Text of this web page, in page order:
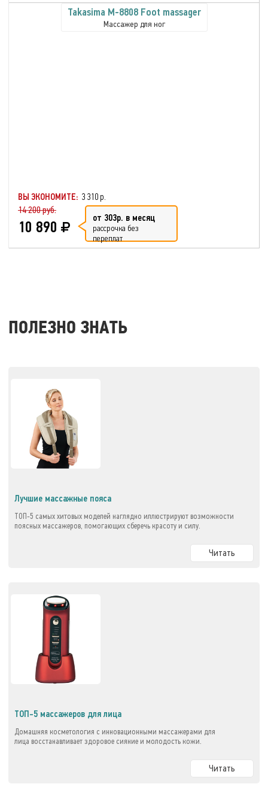
Takasima M-8808 Foot massager
Массажер для ног
ВЫ ЭКОНОМИТЕ: 3 310 р.
14 200 руб.
10 890 от 303р. в месяц
рассрочка без
переплат
ПОЛЕЗНО ЗНАТЬ
Лучшие массажные пояса
ТОП-5 самых хитовых моделей наглядно иллюстрируют возможности
поясных массажеров, помогающих сберечь красоту и силу.
Читать
ТОП-5 массажеров для лица
Домашняя косметология с инновационными массажерами для
лица восстанавливает здоровое сияние и молодость кожи.
Читать